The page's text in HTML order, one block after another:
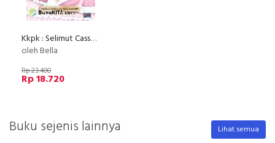
Kkpk : Selimut Cassandra
oleh Bella
Rp 23.400
Rp 18.720
Buku sejenis lainnya Lihat semua